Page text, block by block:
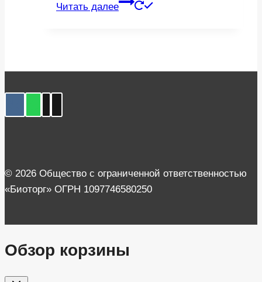
Читать далее
© 2026 Общество с ограниченной ответственностью
«Биоторг» ОГРН 1097746580250
Обзор корзины